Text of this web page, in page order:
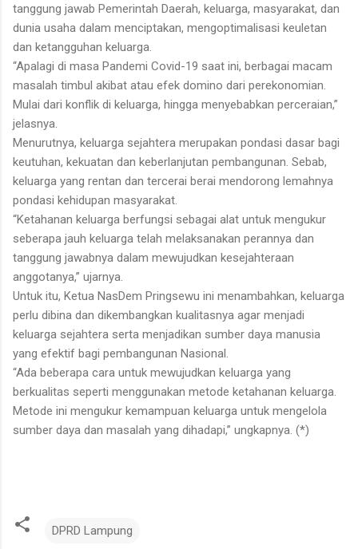
tanggung jawab Pemerintah Daerah, keluarga, masyarakat, dan
dunia usaha dalam menciptakan, mengoptimalisasi keuletan
dan ketangguhan keluarga.
“Apalagi di masa Pandemi Covid-19 saat ini, berbagai macam
masalah timbul akibat atau efek domino dari perekonomian.
Mulai dari konflik di keluarga, hingga menyebabkan perceraian,”
jelasnya.
Menurutnya, keluarga sejahtera merupakan pondasi dasar bagi
keutuhan, kekuatan dan keberlanjutan pembangunan. Sebab,
keluarga yang rentan dan tercerai berai mendorong lemahnya
pondasi kehidupan masyarakat.
“Ketahanan keluarga berfungsi sebagai alat untuk mengukur
seberapa jauh keluarga telah melaksanakan perannya dan
tanggung jawabnya dalam mewujudkan kesejahteraan
anggotanya,” ujarnya.
Untuk itu, Ketua NasDem Pringsewu ini menambahkan, keluarga
perlu dibina dan dikembangkan kualitasnya agar menjadi
keluarga sejahtera serta menjadikan sumber daya manusia
yang efektif bagi pembangunan Nasional.
“Ada beberapa cara untuk mewujudkan keluarga yang
berkualitas seperti menggunakan metode ketahanan keluarga.
Metode ini mengukur kemampuan keluarga untuk mengelola
sumber daya dan masalah yang dihadapi,” ungkapnya. (*)
DPRD Lampung